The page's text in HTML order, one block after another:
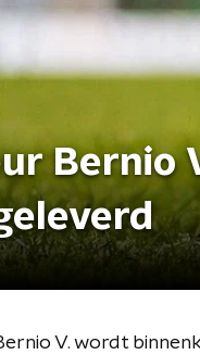
Bernio
V. wordt